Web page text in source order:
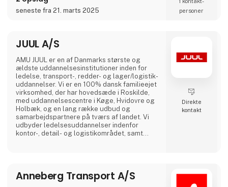
netværk af uddannelsesinstitutioner arbejder
AMU Danmark målrettet på at fremme
seneste fra 21. marts 2025
personer
JUUL A/S
AMU JUUL er en af Danmarks største og
ældste uddannelsesinstitutioner inden for
ledelse, transport-, redder- og lager/logistik-
uddannelser. Vi er en 100% dansk familieejet
virksomhed, der har hovedsæde i Roskilde,
med uddannelsescentre i Køge, Hvidovre og
Holbæk, og en lang række udbud og
samarbejdspartnere på tværs af landet. Vi
udbyder ledelsesuddannelser indenfor
kontor-, detail- og logistikområdet, samt
flere. Vi lægger vægt på uddannelser af høj
kvalitet, og et hø
Direkte
kontakt
Anneberg Transport A/S